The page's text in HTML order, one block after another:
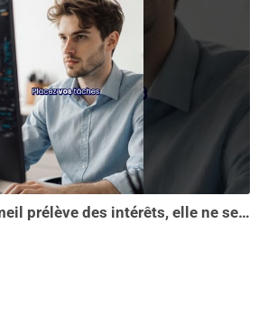
La dette de sommeil prélève des intérêts, elle ne se solde pas en une seule nuit...